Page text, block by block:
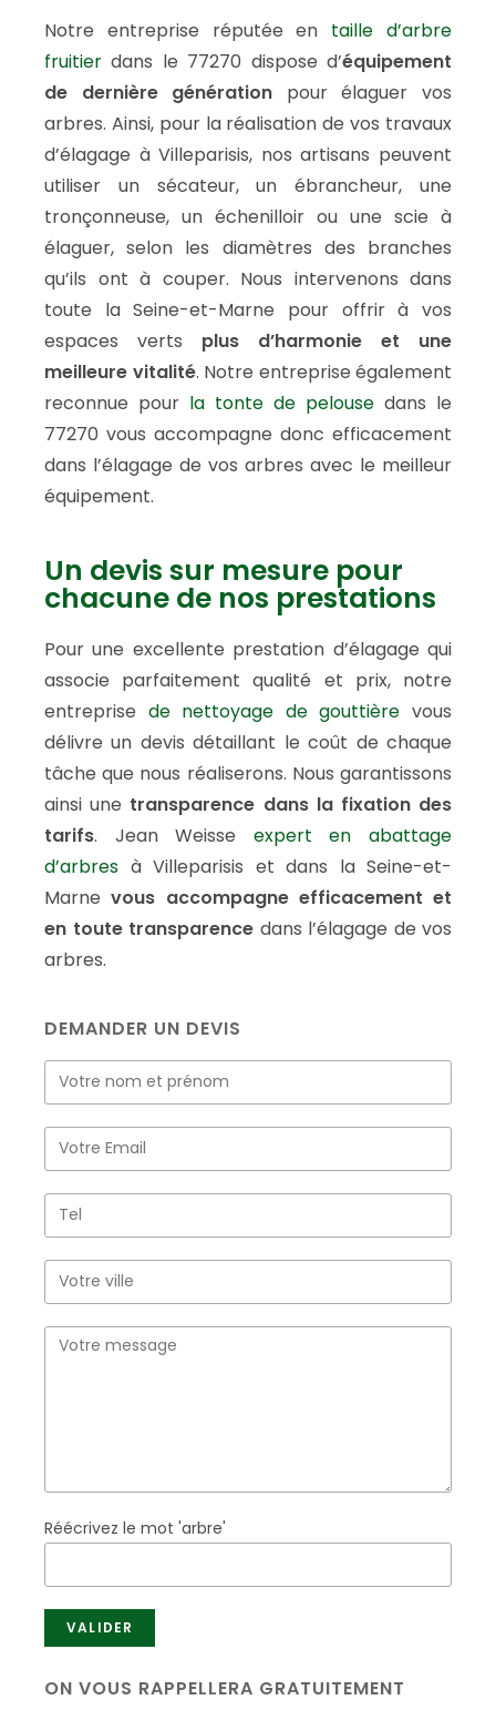
Notre entreprise réputée en taille d’arbre
fruitier dans le 77270 dispose d’équipement
de dernière génération pour élaguer vos
arbres. Ainsi, pour la réalisation de vos travaux
d’élagage à Villeparisis, nos artisans peuvent
utiliser un sécateur, un ébrancheur, une
tronçonneuse, un échenilloir ou une scie à
élaguer, selon les diamètres des branches
qu’ils ont à couper. Nous intervenons dans
toute la Seine-et-Marne pour offrir à vos
espaces verts plus d’harmonie et une
meilleure vitalité. Notre entreprise également
reconnue pour la tonte de pelouse dans le
77270 vous accompagne donc efficacement
dans l’élagage de vos arbres avec le meilleur
équipement.
Un devis sur mesure pour
chacune de nos prestations
Pour une excellente prestation d’élagage qui
associe parfaitement qualité et prix, notre
entreprise de nettoyage de gouttière vous
délivre un devis détaillant le coût de chaque
tâche que nous réaliserons. Nous garantissons
ainsi une transparence dans la fixation des
tarifs. Jean Weisse expert en abattage
d’arbres à Villeparisis et dans la Seine-et-
Marnevous accompagne efficacement et
en toute transparence dans l’élagage de vos
arbres.
DEMANDER UN DEVIS
Réécrivez le mot 'arbre'
ON VOUS RAPPELLERA GRATUITEMENT